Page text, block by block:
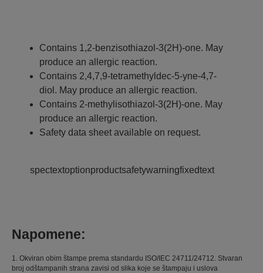
Contains 1,2-benzisothiazol-3(2H)-one. May
produce an allergic reaction.
Contains 2,4,7,9-tetramethyldec-5-yne-4,7-
diol. May produce an allergic reaction.
Contains 2-methylisothiazol-3(2H)-one. May
produce an allergic reaction.
Safety data sheet available on request.
spectextoptionproductsafetywarningfixedtext
Napomene:
1. Okviran obim štampe prema standardu ISO/IEC 24711/24712. Stvaran
broj odštampanih strana zavisi od slika koje se štampaju i uslova